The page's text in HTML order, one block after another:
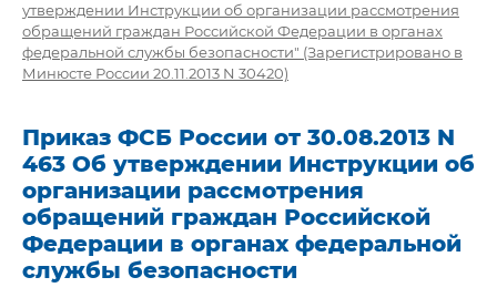
утверждении Инструкции об организации рассмотрения
обращений граждан Российской Федерации в органах
федеральной службы безопасности" (Зарегистрировано в
Минюсте России 20.11.2013 N 30420)
Приказ ФСБ России от 30.08.2013 N
463 Об утверждении Инструкции об
организации рассмотрения
обращений граждан Российской
Федерации в органах федеральной
службы безопасности